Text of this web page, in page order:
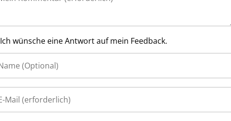
Ich wünsche eine Antwort auf mein Feedback.